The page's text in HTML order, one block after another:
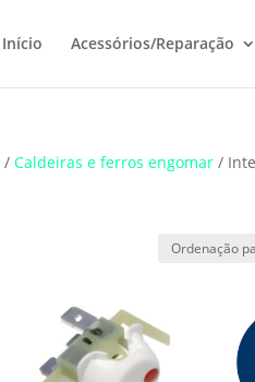
Início Acessórios/Reparação
/Caldeiras e ferros engomar /